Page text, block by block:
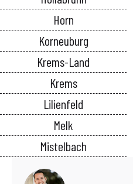
Horn
Korneuburg
Krems-Land
Krems
Lilienfeld
Melk
Mistelbach